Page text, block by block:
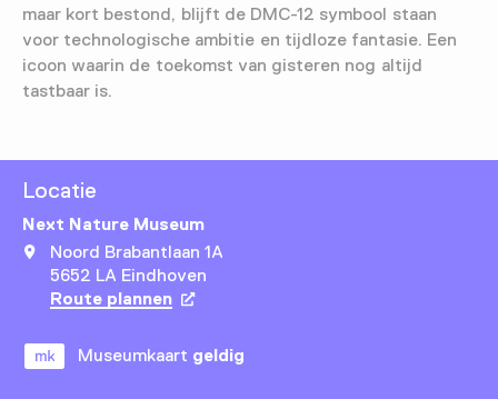
maar kort bestond, blijft de DMC-12 symbool staan
voor technologische ambitie en tijdloze fantasie. Een
icoon waarin de toekomst van gisteren nog altijd
tastbaar is.
Locatie
Next Nature Museum
Noord Brabantlaan 1A
5652 LA Eindhoven
Route plannen Opent in een nieuw tabblad
Museumkaart geldig